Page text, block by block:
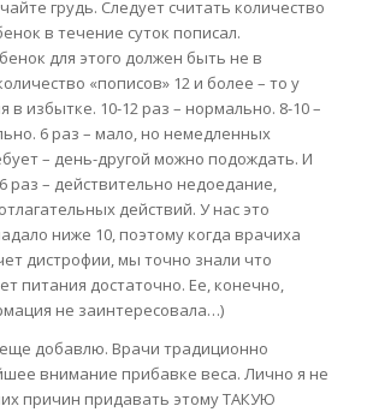
грудь. Следует считать количество
в течение суток пописал.
для этого должен быть не в
«пописов» 12 и более – то у
в избытке. 10-12 раз – нормально. 8-10 –
6 раз – мало, но немедленных
– день-другой можно подождать. И
раз – действительно недоедание,
действий. У нас это
ниже 10, поэтому когда врачиха
дистрофии, мы точно знали что
питания достаточно. Ее, конечно,
не заинтересовала…)
добавлю. Врачи традиционно
внимание прибавке веса. Лично я не
причин придавать этому ТАКУЮ